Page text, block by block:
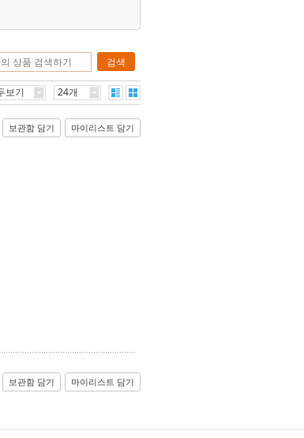
검색
보기 24개
보관함 담기 마이리스트 담기
보관함 담기 마이리스트 담기